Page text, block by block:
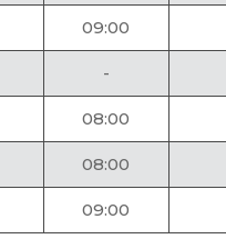
09:00
-
08:00
08:00
09:00